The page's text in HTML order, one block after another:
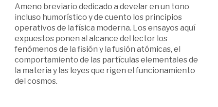
Ameno breviario dedicado a develar en un tono
incluso humorístico y de cuento los principios
operativos de la física moderna. Los ensayos aquí
expuestos ponen al alcance del lector los
fenómenos de la fisión y la fusión atómicas, el
comportamiento de las partículas elementales de
la materia y las leyes que rigen el funcionamiento
del cosmos.